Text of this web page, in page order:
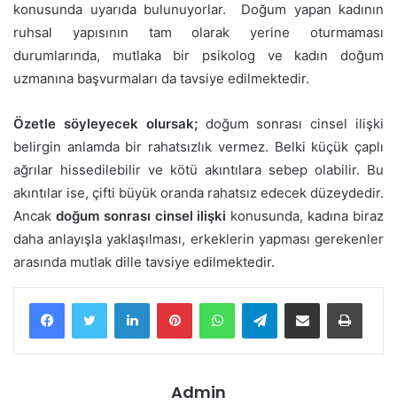
konusunda uyarıda bulunuyorlar. Doğum yapan kadının
ruhsal yapısının tam olarak yerine oturmaması
durumlarında, mutlaka bir psikolog ve kadın doğum
uzmanına başvurmaları da tavsiye edilmektedir.
Özetle söyleyecek olursak;doğum sonrası cinsel ilişki
belirgin anlamda bir rahatsızlık vermez. Belki küçük çaplı
ağrılar hissedilebilir ve kötü akıntılara sebep olabilir. Bu
akıntılar ise, çifti büyük oranda rahatsız edecek düzeydedir.
Ancak doğum sonrası cinsel ilişki konusunda, kadına biraz
daha anlayışla yaklaşılması, erkeklerin yapması gerekenler
arasında mutlak dille tavsiye edilmektedir.
LinkedInPinterestWhatsAppTelegramE-Posta ile paylaş Yazdır
Admin